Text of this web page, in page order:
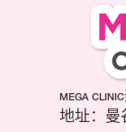
MEGA
地址：曼